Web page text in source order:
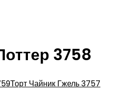
3758
Торт Чайник Гжель 3757